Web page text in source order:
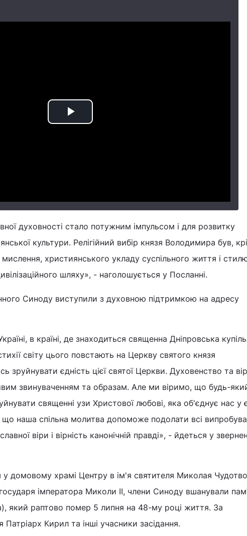
Play
духовності стало потужним імпульсом і для розвитку
культури. Релігійний вибір князя Володимира був,
християнського укладу суспільного життя і
шляху», - наголошується у Посланні.
Синоду виступили з духовною підтримкою на адресу
в країні, де знаходиться священна Дніпровська купіль
світу цього повстають на Церкву святого князя
зруйнувати єдність цієї святої Церкви. Духовенство та
звинуваченням та образам. Але ми віримо, що будь-
священні узи Христової любові, яка об'єднує нас у
наша спільна молитва допоможе подолати всі
віри і вірність канонічній правді», - йдеться у
у домовому храмі Центру в ім'я святителя Миколая
імператора Миколи II, члени Синоду вшанували
який раптово помер 5 липня на 48-му році життя. За
Кирил та інші учасники засідання.